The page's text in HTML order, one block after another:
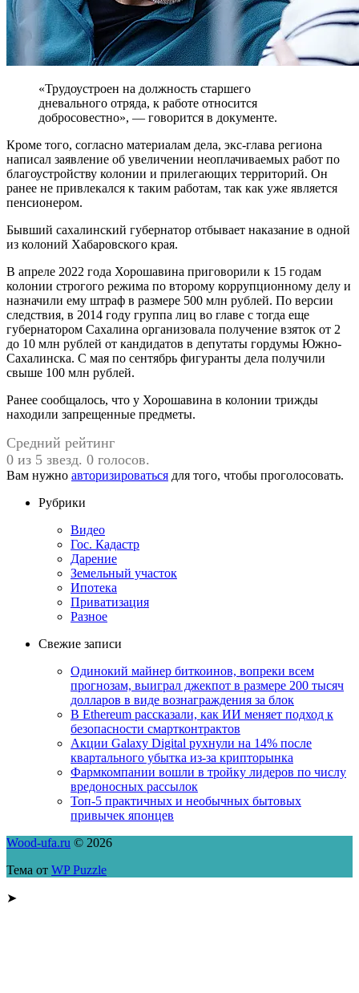
«Трудоустроен на должность старшего
дневального отряда, к работе относится
добросовестно», — говорится в документе.
Кроме того, согласно материалам дела, экс-глава региона
написал заявление об увеличении неоплачиваемых работ по
благоустройству колонии и прилегающих территорий. Он
ранее не привлекался к таким работам, так как уже является
пенсионером.
Бывший сахалинский губернатор отбывает наказание в одной
из колоний Хабаровского края.
В апреле 2022 года Хорошавина приговорили к 15 годам
колонии строгого режима по второму коррупционному делу и
назначили ему штраф в размере 500 млн рублей. По версии
следствия, в 2014 году группа лиц во главе с тогда еще
губернатором Сахалина организовала получение взяток от 2
до 10 млн рублей от кандидатов в депутаты гордумы Южно-
Сахалинска. С мая по сентябрь фигуранты дела получили
свыше 100 млн рублей.
Ранее сообщалось, что у Хорошавина в колонии трижды
находили запрещенные предметы.
Средний рейтинг
0 из 5 звезд. 0 голосов.
Вам нужно авторизироваться для того, чтобы проголосовать.
Рубрики
Видео
Гос. Кадастр
Дарение
Земельный участок
Ипотека
Приватизация
Разное
Свежие записи
Одинокий майнер биткоинов, вопреки всем
прогнозам, выиграл джекпот в размере 200 тысяч
долларов в виде вознаграждения за блок
В Ethereum рассказали, как ИИ меняет подход к
безопасности смартконтрактов
Акции Galaxy Digital рухнули на 14% после
квартального убытка из-за крипторынка
Фармкомпании вошли в тройку лидеров по числу
вредоносных рассылок
Топ-5 практичных и необычных бытовых
привычек японцев
Wood-ufa.ru © 2026
Тема от WP Puzzle
➤